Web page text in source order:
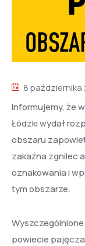
8 października
Informujemy, że
Łódzki wydał
obszaru
zakaźna zgnilec
oznakowania i
tym obszarze.
powiecie